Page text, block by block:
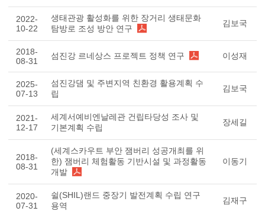
2022-
10-22
생태관광 활성화를 위한 장거리 생태문화
탐방로 조성 방안 연구
김보국
2018-
08-31
섬진강 르네상스 프로젝트 정책 연구 이성재
2025-
07-13
섬진강댐 및 주변지역 친환경 활용계획 수
립
김보국
2021-
12-17
세계서예비엔날레관 건립타당성 조사 및
기본계획 수립
장세길
2018-
08-31
(세계스카우트 부안 잼버리 성공개최를 위
한) 잼버리 체험활동 기반시설 및 과정활동
개발
이동기
2020-
07-31
쉴(SHIL)랜드 중장기 발전계획 수립 연구
용역
김재구